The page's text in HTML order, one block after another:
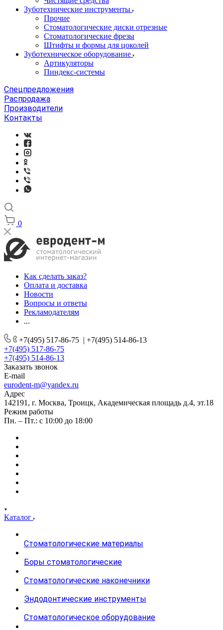
Зуботехнические инструменты
Прочие
Стоматологические диски отрезные
Стоматологические фрезы
Штифты и формы для цоколей
Зуботехническое оборудование
Артикуляторы
Пиндекс-системы
Спецпредложения
Распродажа
Производители
Контакты
0
Как сделать заказ?
Оплата и доставка
Новости
Вопросы и ответы
Рекламодателям
...
+7(495) 517-86-75 | +7(495) 514-86-13
+7(495) 517-86-75
+7(495) 514-86-13
Заказать звонок
E-mail
eurodent-m@yandex.ru
Адрес
142191, г. Москва, Троицк, Академическая площадь д.4, эт.18
Режим работы
Пн. – Пт.: с 10:00 до 18:00
Каталог
Стоматологические материалы
Боры стоматологические
Стоматологические наконечники
Эндодонтические инструменты
Стоматологическое оборудование